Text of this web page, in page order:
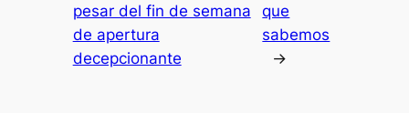
pesar del fin de semana
de apertura
decepcionante
que
sabemos
→